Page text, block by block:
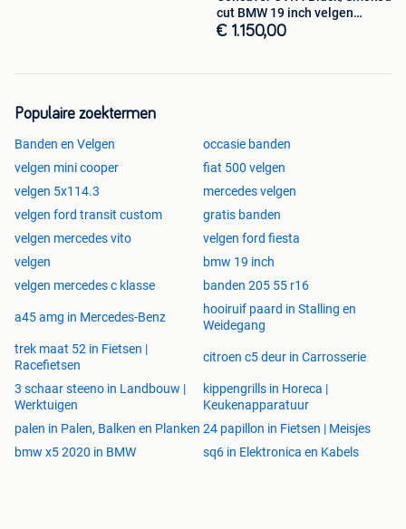
- Al onze sets zijn getest en 100% in orde. Toch iets niet in
Afhalen, montage & versturen
- Afhalen is mogelijk op afspraak. Ons adres is
Galvanistraat 6, 6716 AE Ede, Nederland.
- Montage is mogelijk op afspraak voor €75
- Verzending binnen NL & BE is over het algemeen binnen 3
werkdagen geleverd voor €75,-.
Inruilen
Beperkte inruil is mogelijk. Stuur ons hiervoor de volgende
informatie, anders kunnen wij geen oordeel geven:
1) Foto's van elk wiel 2) Schades 3) Merk, profiel, DOT code
banden 4) jouw voorstel
cut BMW 19 inch velgen
breedset
€ 1.150,00
Populaire zoektermen
Banden en Velgen
occasie banden
velgen mini cooper
fiat 500 velgen
velgen 5x114.3
mercedes velgen
velgen ford transit custom
gratis banden
velgen mercedes vito
velgen ford fiesta
velgen
bmw 19 inch
velgen mercedes c klasse
banden 205 55 r16
a45 amg in Mercedes-Benz
hooiruif paard in Stalling en
Weidegang
trek maat 52 in Fietsen |
Racefietsen
citroen c5 deur in Carrosserie
3 schaar steeno in Landbouw |
Werktuigen
kippengrills in Horeca |
Keukenapparatuur
palen in Palen, Balken en Planken 24 papillon in Fietsen | Meisjes
bmw x5 2020 in BMW
sq6 in Elektronica en Kabels